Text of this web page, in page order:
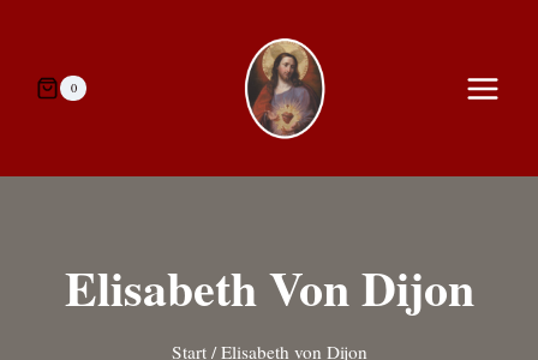
springen0
Elisabeth Von Dijon
Start / Elisabeth von Dijon